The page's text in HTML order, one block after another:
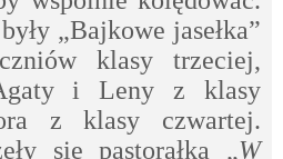
„Bajkowe jasełka”
klasy trzeciej,
i Leny z klasy
z klasy czwartej.
się pastorałką „W